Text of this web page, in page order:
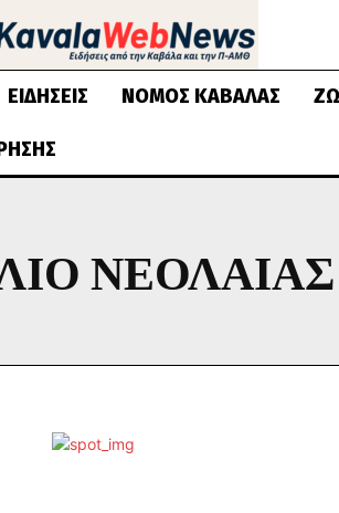
ΕΙΔΉΣΕΙΣ ΝΟΜΌΣ ΚΑΒΆΛΑΣ